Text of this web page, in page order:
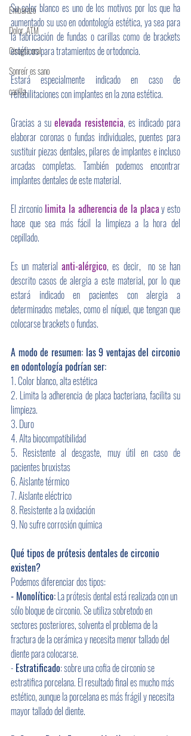
Embarazo
Dolor, ATM
Cirugía oral
Sonreír es sano
carilla
Su color blanco es uno de los motivos por los que ha
aumentado su uso en odontología estética, ya sea para
la fabricación de fundas o carillas como de brackets
estéticos para tratamientos de ortodoncia.
Estará especialmente indicado en caso de
rehabilitaciones con implantes en la zona estética.
Gracias a su elevada resistencia, es indicado para
elaborar coronas o fundas individuales, puentes para
sustituir piezas dentales, pilares de implantes e incluso
arcadas completas. También podemos encontrar
implantes dentales de este material.
El zirconio limita la adherencia de la placa y esto
hace que sea más fácil la limpieza a la hora del
cepillado.
Es un material anti-alérgico, es decir,  no se han
descrito casos de alergia a este material, por lo que
estará indicado en pacientes con alergia a
determinados metales, como el níquel, que tengan que
colocarse brackets o fundas.
A modo de resumen: las 9 ventajas del circonio
en odontología podrían ser:
1. Color blanco, alta estética
2. Limita la adherencia de placa bacteriana, facilita su
limpieza.
3. Duro
4. Alta biocompatibilidad
5. Resistente al desgaste, muy útil en caso de
pacientes bruxistas
6. Aislante térmico
7. Aislante eléctrico
8. Resistente a la oxidación
9. No sufre corrosión química
Qué tipos de prótesis dentales de circonio
existen?
Podemos diferenciar dos tipos:
- Monolítico: La prótesis dental está realizada con un
sólo bloque de circonio. Se utiliza sobretodo en
sectores posteriores, solventa el problema de la
fractura de la cerámica y necesita menor tallado del
diente para colocarse.
- Estratificado: sobre una cofia de circonio se
estratifica porcelana. El resultado final es mucho más
estético, aunque la porcelana es más frágil y necesita
mayor tallado del diente.